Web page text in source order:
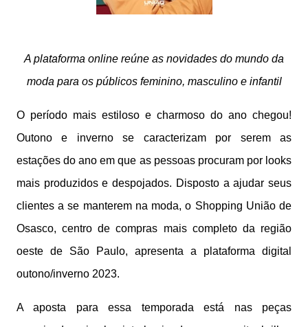
A plataforma online reúne as novidades do mundo da
moda para os públicos feminino, masculino e infantil
O período mais estiloso e charmoso do ano chegou!
Outono e inverno se caracterizam por serem as
estações do ano em que as pessoas procuram por looks
mais produzidos e despojados. Disposto a ajudar seus
clientes a se manterem na moda, o Shopping União de
Osasco, centro de compras mais completo da região
oeste de São Paulo, apresenta a plataforma digital
outono/inverno 2023.
A aposta para essa temporada está nas peças